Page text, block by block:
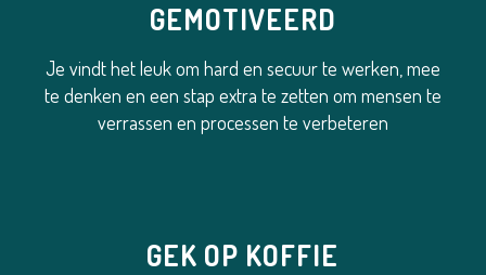
GEMOTIVEERD
Je vindt het leuk om hard en secuur te werken, mee
te denken en een stap extra te zetten om mensen te
verrassen en processen te verbeteren
GEK OP KOFFIE